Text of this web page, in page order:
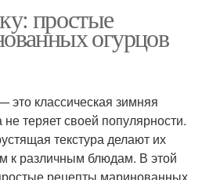
простые
огурцов
классическая зимняя
не теряет своей популярности.
текстура делают их
к различным блюдам. В этой
рецепты маринованных